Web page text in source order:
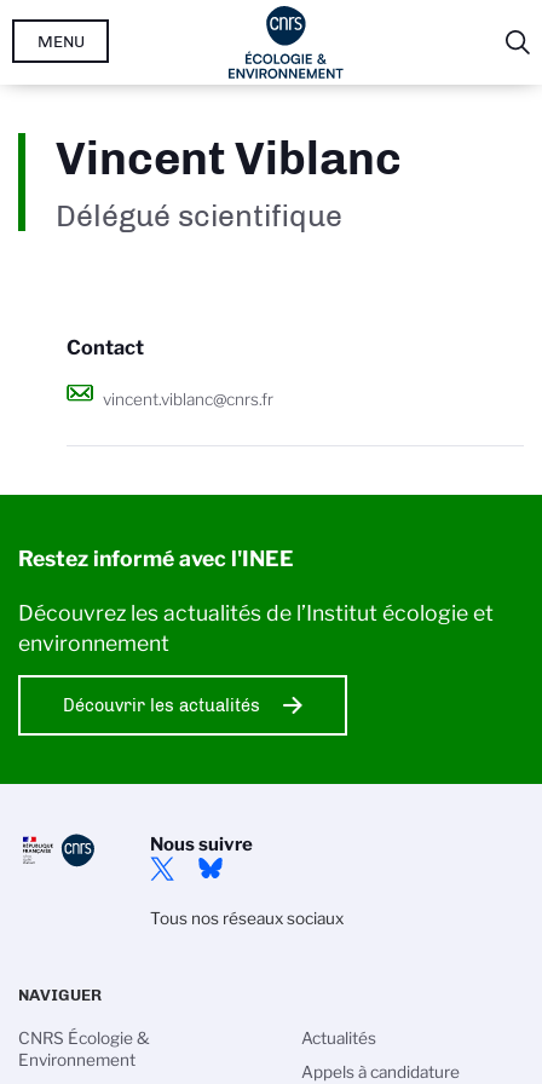
Aller
MENU
Vincent Viblanc
Délégué scientifique
Contact
vincent.viblanc@cnrs.fr
Restez informé avec l'INEE
Découvrez les actualités de l’Institut écologie et
environnement
Découvrir les actualités
Nous suivre
Tous nos réseaux sociaux
NAVIGUER
CNRS Écologie &
Environnement
Actualités
Appels à candidature